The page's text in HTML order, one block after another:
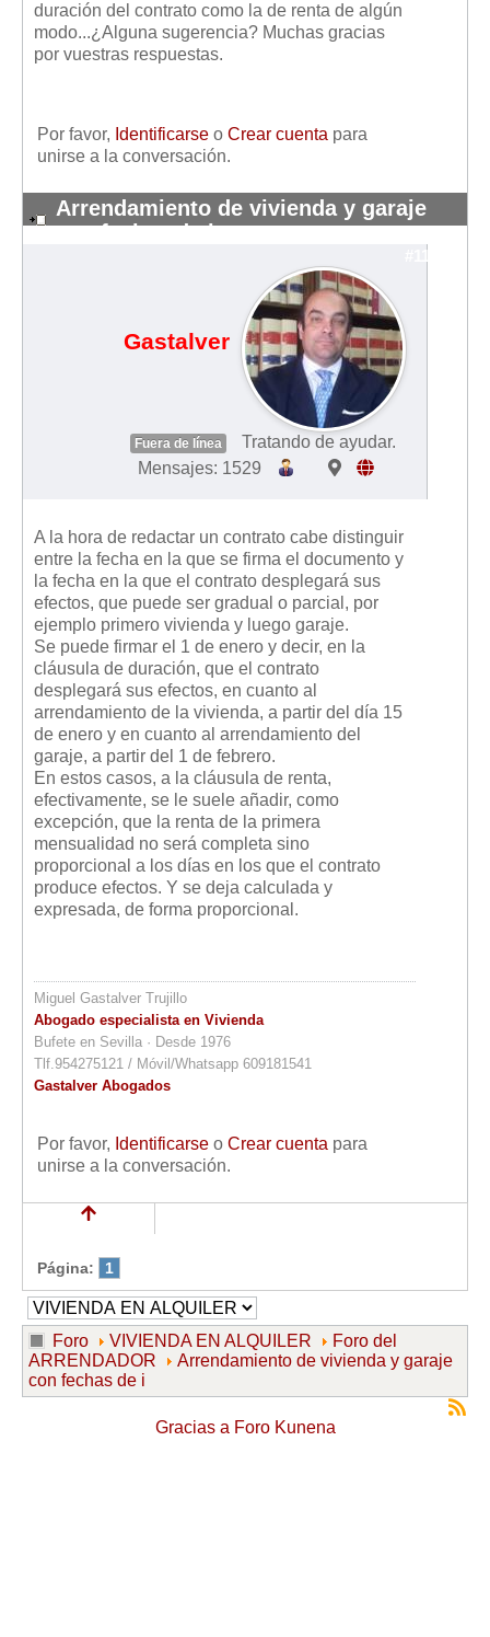
Mis boletines
duración del contrato como la de renta de algún
modo...¿Alguna sugerencia? Muchas gracias
por vuestras respuestas.
Por favor, Identificarse o Crear cuenta para
unirse a la conversación.
Arrendamiento de vivienda y garaje
con fechas de i
Gastalver
Fuera de línea
Tratando de ayudar.
Mensajes: 1529
A la hora de redactar un contrato cabe distinguir
entre la fecha en la que se firma el documento y
la fecha en la que el contrato desplegará sus
efectos, que puede ser gradual o parcial, por
ejemplo primero vivienda y luego garaje.
Se puede firmar el 1 de enero y decir, en la
cláusula de duración, que el contrato
desplegará sus efectos, en cuanto al
arrendamiento de la vivienda, a partir del día 15
de enero y en cuanto al arrendamiento del
garaje, a partir del 1 de febrero.
En estos casos, a la cláusula de renta,
efectivamente, se le suele añadir, como
excepción, que la renta de la primera
mensualidad no será completa sino
proporcional a los días en los que el contrato
produce efectos. Y se deja calculada y
expresada, de forma proporcional.
Miguel Gastalver Trujillo
Abogado especialista en Vivienda
Bufete en Sevilla · Desde 1976
Tlf.954275121 / Móvil/Whatsapp 609181541
Gastalver Abogados
Por favor, Identificarse o Crear cuenta para
unirse a la conversación.
Página: 1
Foro VIVIENDA EN ALQUILER
Foro del
ARRENDADOR
Arrendamiento de vivienda y garaje
con fechas de i
Gracias a Foro Kunena